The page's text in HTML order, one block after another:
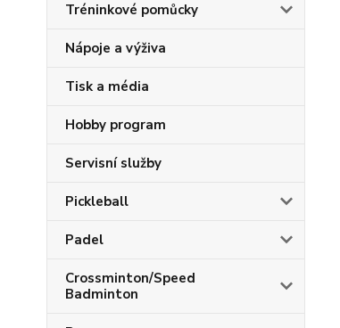
Tréninkové pomůcky
Nápoje a výživa
Tisk a média
Hobby program
Servisní služby
Pickleball
Padel
Crossminton/Speed
Badminton